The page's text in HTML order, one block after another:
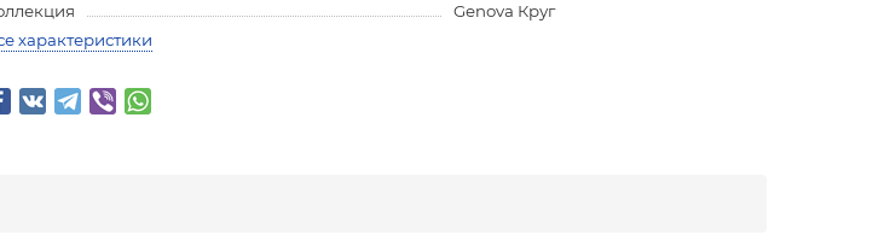
Genova Круг
характеристики